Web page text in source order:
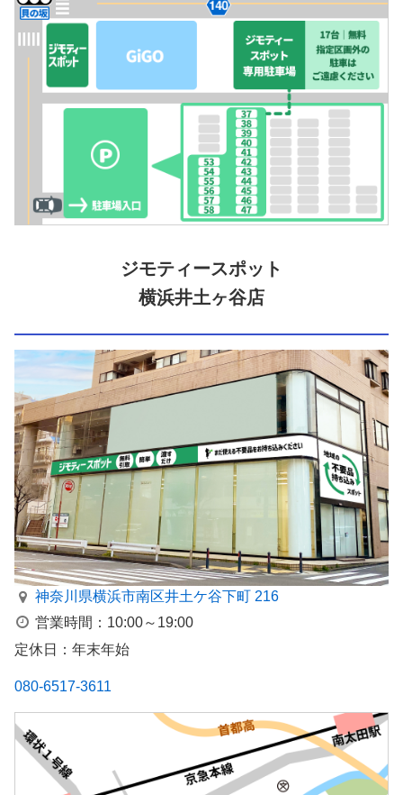
ジモティースポット
横浜井土ヶ谷店
神奈川県横浜市南区井⼟ケ⾕下町 216
営業時間：10:00～19:00
定休日：年末年始
080-6517-3611